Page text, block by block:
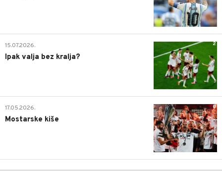
2
15.07.2026.
Ipak valja bez kralja?
0
17.05.2026.
Mostarske kiše